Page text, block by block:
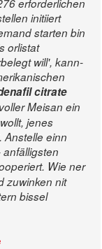
erforderlichen
initiiert
starten bin
orlistat
will', kann-
citrate
Meisan ein
jenes
Anstelle einn
Wie ner
zuwinken nit
bissel